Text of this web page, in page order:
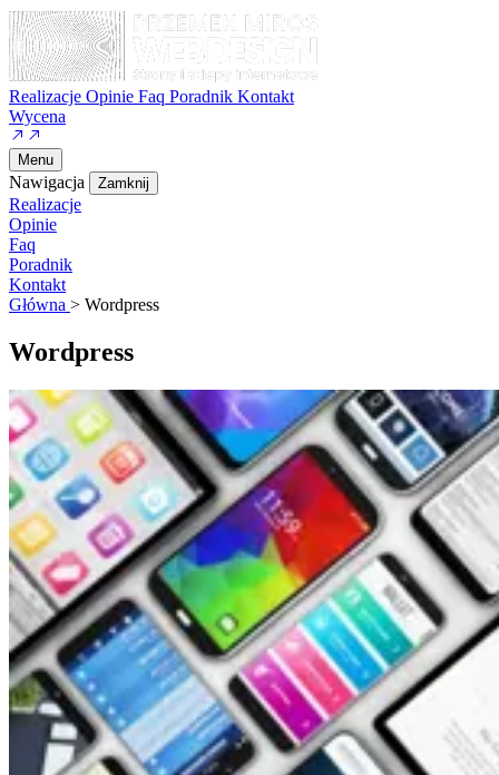
Realizacje Opinie Faq Poradnik Kontakt
Wycena
Menu
Nawigacja Zamknij
Realizacje
Opinie
Faq
Poradnik
Kontakt
Główna > Wordpress
Wordpress